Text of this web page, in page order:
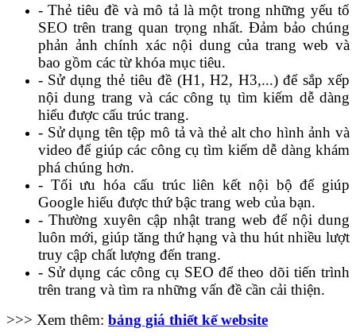
- Thẻ tiêu đề và mô tả là một trong những yếu tố
SEO trên trang quan trọng nhất. Đảm bảo chúng
phản ảnh chính xác nội dung của trang web và
bao gồm các từ khóa mục tiêu.
- Sử dụng thẻ tiêu đề (H1, H2, H3,...) để sắp xếp
nội dung trang và các công tụ tìm kiếm dễ dàng
hiểu được cấu trúc trang.
- Sử dụng tên tệp mô tả và thẻ alt cho hình ảnh và
video để giúp các công cụ tìm kiếm dễ dàng khám
phá chúng hơn.
- Tối ưu hóa cấu trúc liên kết nội bộ để giúp
Google hiểu được thứ bậc trang web của bạn.
- Thường xuyên cập nhật trang web để nội dung
luôn mới, giúp tăng thứ hạng và thu hút nhiều lượt
truy cập chất lượng đến trang.
- Sử dụng các công cụ SEO để theo dõi tiến trình
trên trang và tìm ra những vấn đề cần cải thiện.
>>> Xem thêm: bảng giá thiết kế website